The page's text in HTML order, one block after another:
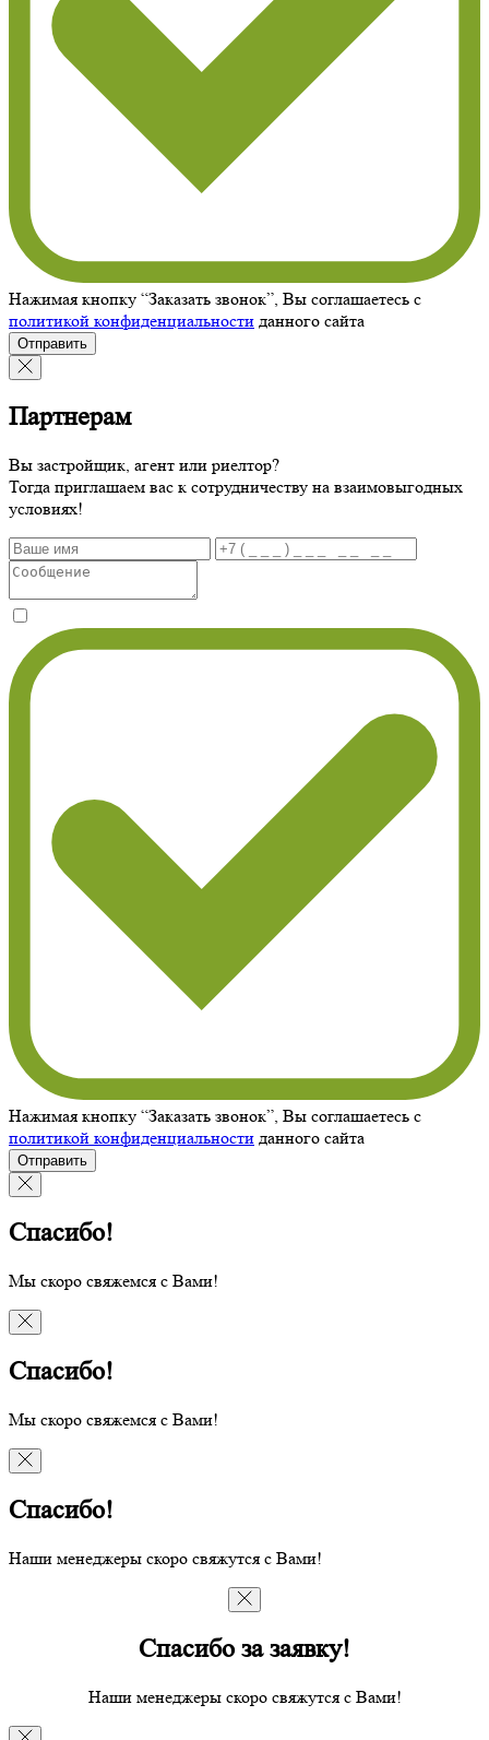
Нажимая кнопку “Заказать звонок”, Вы соглашаетесь с
политикой конфиденциальности данного сайта
Отправить
Партнерам
Вы застройщик, агент или риелтор?
Тогда приглашаем вас к сотрудничеству на взаимовыгодных
условиях!
Нажимая кнопку “Заказать звонок”, Вы соглашаетесь с
политикой конфиденциальности данного сайта
Отправить
Спасибо!
Мы скоро свяжемся с Вами!
Спасибо!
Мы скоро свяжемся с Вами!
Спасибо!
Наши менеджеры скоро свяжутся с Вами!
Спасибо за заявку!
Наши менеджеры скоро свяжутся с Вами!